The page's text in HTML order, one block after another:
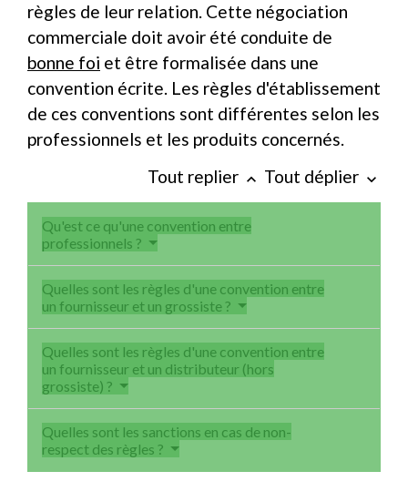
règles de leur relation. Cette négociation
commerciale doit avoir été conduite de
bonne foi et être formalisée dans une
convention écrite. Les règles d'établissement
de ces conventions sont différentes selon les
professionnels et les produits concernés.
Tout replier keyboard_arrow_up Tout déplier keyboard_arrow_down
Qu'est ce qu'une convention entre
professionnels ?
Quelles sont les règles d'une convention entre
un fournisseur et un grossiste ?
Quelles sont les règles d'une convention entre
un fournisseur et un distributeur (hors
grossiste) ?
Quelles sont les sanctions en cas de non-
respect des règles ?